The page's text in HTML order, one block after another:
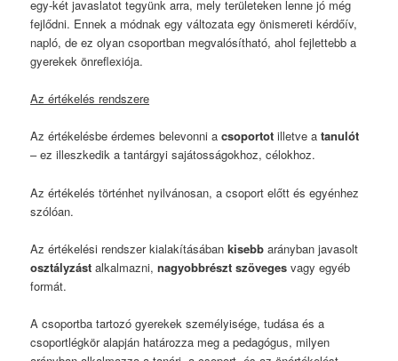
egy-két javaslatot tegyünk arra, mely területeken lenne jó még
fejlődni. Ennek a módnak egy változata egy önismereti kérdőív,
napló, de ez olyan csoportban megvalósítható, ahol fejlettebb a
gyerekek önreflexiója.
Az értékelés rendszere
Az értékelésbe érdemes belevonni acsoportot illetve atanulót
– ez illeszkedik a tantárgyi sajátosságokhoz, célokhoz.
Az értékelés történhet nyilvánosan, a csoport előtt és egyénhez
szólóan.
Az értékelési rendszer kialakításábankisebb arányban javasolt
osztályzást alkalmazni,nagyobbrészt szöveges vagy egyéb
formát.
A csoportba tartozó gyerekek személyisége, tudása és a
csoportlégkör alapján határozza meg a pedagógus, milyen